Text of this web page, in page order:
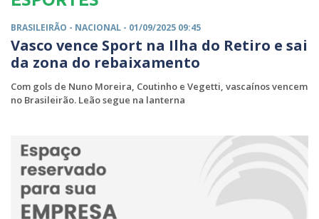
BRASILEIRÃO - NACIONAL - 01/09/2025 09:45
Vasco vence Sport na Ilha do Retiro e sai
da zona do rebaixamento
Com gols de Nuno Moreira, Coutinho e Vegetti, vascaínos vencem
no Brasileirão. Leão segue na lanterna